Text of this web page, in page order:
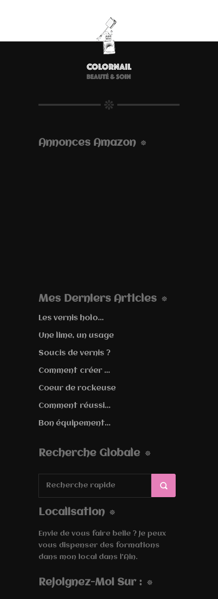
Annonces Amazon
Mes Derniers Articles
Les vernis holo...
Une lime, un usage
Soucis de vernis ?
Comment créer ...
Coeur de rockeuse
Comment réussi...
Bon équipement...
Recherche Globale
Localisation
Envie de vous faire belle ? Je peux
vous dispenser des formations
dans mon local dans l'Ain.
Rejoignez-Moi Sur :